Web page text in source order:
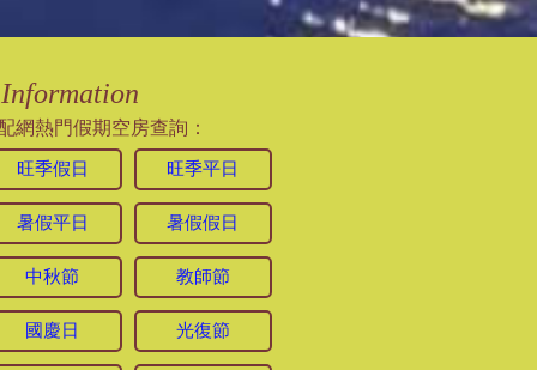
Information
網熱門假期空房查詢：
旺季假日 旺季平日
暑假平日 暑假假日
中秋節 教師節
國慶日 光復節